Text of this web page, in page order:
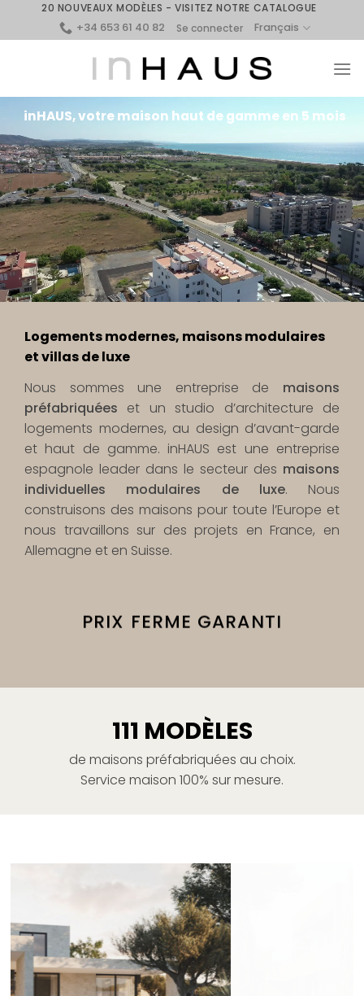
20 NOUVEAUX MODÈLES - VISITEZ NOTRE CATALOGUE
+34 653 61 40 82 Se connecter Français
inHAUS, votre maison haut de gamme en 5 mois
Logements modernes, maisons modulaires
et villas de luxe
Nous sommes une entreprise de maisons
préfabriquées et un studio d’architecture de
logements modernes, au design d’avant-garde
et haut de gamme. inHAUS est une entreprise
espagnole leader dans le secteur des maisons
individuelles modulaires de luxe. Nous
construisons des maisons pour toute l’Europe et
nous travaillons sur des projets en France, en
Allemagne et en Suisse.
LA PLUS HAUTE QUALITÉ
GARANTIE
111 MODÈLES
de maisons préfabriquées au choix.
Service maison 100% sur mesure.